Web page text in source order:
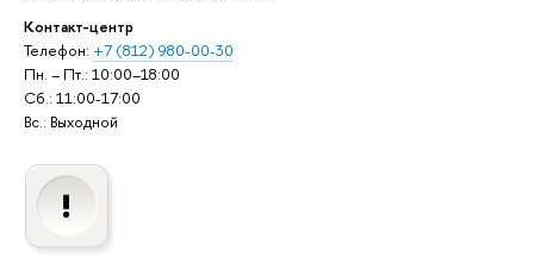
Контакт-центр
Телефон: +7 (812) 980-00-30
Пн. – Пт.: 10:00–18:00
Сб.: 11:00-17:00
Вс.: Выходной